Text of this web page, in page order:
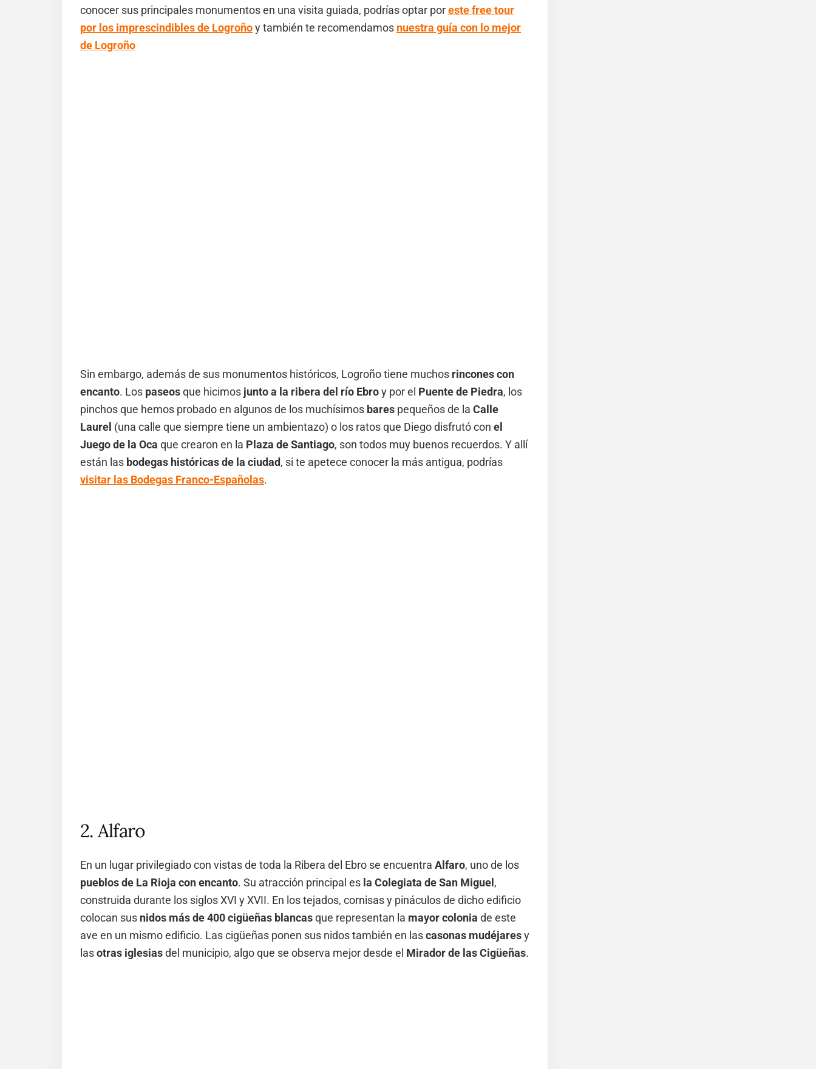
conocer sus principales monumentos en una visita guiada, podrías optar poreste free tour
por los imprescindibles de Logroñoy también te recomendamos nuestra guía con lo mejor
de Logroño
Sin embargo, además de sus monumentos históricos, Logroño tiene muchos rincones con
encanto. Los paseosque hicimos junto a la ribera del río Ebroy por el Puente de Piedra, los
pinchos que hemos probado en algunos de los muchísimos bares pequeños de la Calle
Laurel (una calle que siempre tiene un ambientazo) o los ratos que Diego disfrutó con el
Juego de la Oca que crearon en la Plaza de Santiago, son todos muy buenos recuerdos. Y allí
están las bodegas históricas de la ciudad, si te apetece conocer la más antigua, podrías
visitar las Bodegas Franco-Españolas.
2. Alfaro
En un lugar privilegiado con vistas de toda la Ribera del Ebro se encuentra Alfaro, uno de los
pueblos de La Rioja con encanto. Su atracción principal es la Colegiata de San Miguel,
construida durante los siglos XVI y XVII. En los tejados, cornisas y pináculos de dicho edificio
colocan sus nidos más de 400 cigüeñas blancasque representan la mayor colonia de este
ave en un mismo edificio. Las cigüeñas ponen sus nidos también en lascasonas mudéjaresy
lasotras iglesiasdel municipio, algo que se observa mejor desde el Mirador de las Cigüeñas.